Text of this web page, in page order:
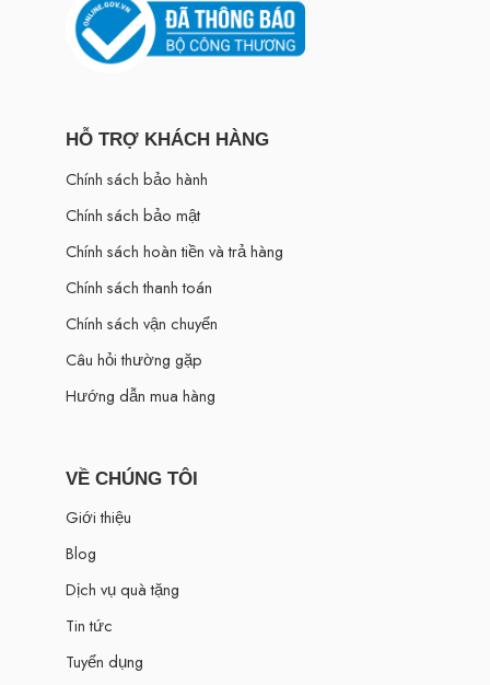
HỖ TRỢ KHÁCH HÀNG
Chính sách bảo hành
Chính sách bảo mật
Chính sách hoàn tiền và trả hàng
Chính sách thanh toán
Chính sách vận chuyển
Câu hỏi thường gặp
Hướng dẫn mua hàng
VỀ CHÚNG TÔI
Giới thiệu
Blog
Dịch vụ quà tặng
Tin tức
Tuyển dụng